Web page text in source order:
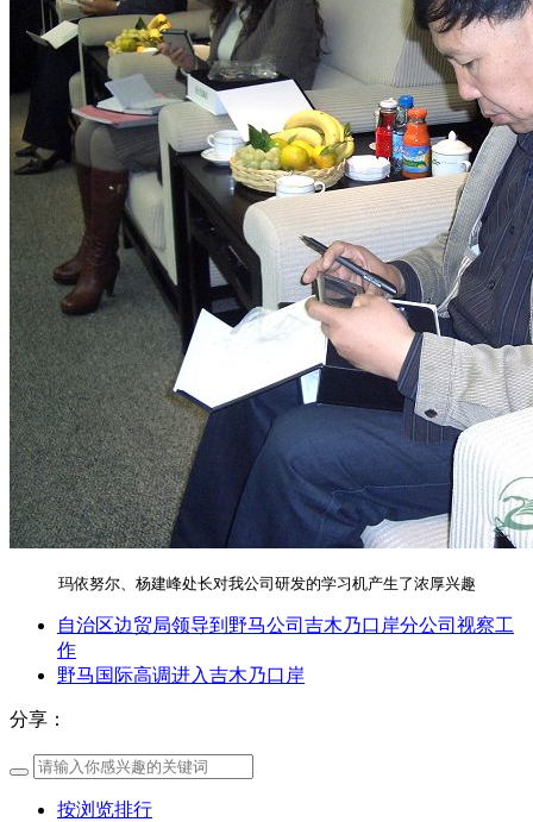
场餐厅 健身房 办公区域 小厨
酒窖
精彩视频 丝路驿站·野马激光秀 寻味腊八 欢聚暖冬
繁
玛依努尔、杨建峰处长对我公司研发的学习机产生了浓厚兴趣
自治区边贸局领导到野马公司吉木乃口岸分公司视察工
作
野马国际高调进入吉木乃口岸
分享：
按浏览排行